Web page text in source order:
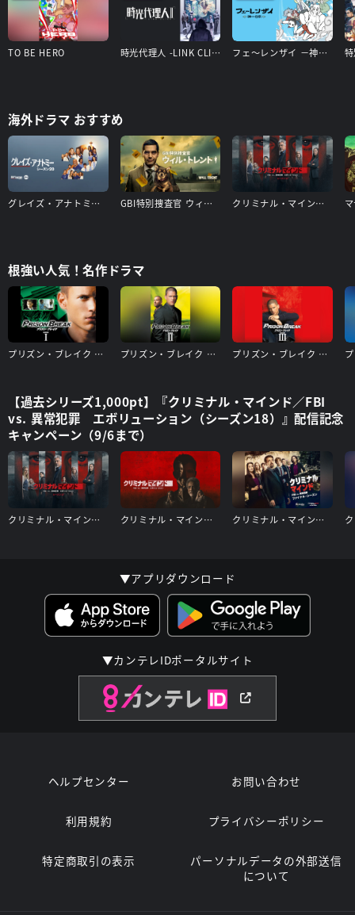
TO BE HERO 時光代理人 -LINK CLICK- Ⅱ フェ～レンザイ －神さまの日常－
海外ドラマ おすすめ
グレイズ・アナトミー シーズン20 GBI特別捜査官 ウィル・トレント シーズン1 クリミナル・マインド／FBI vs. 異常犯罪 エボリューション（シーズン17）
根強い人気！名作ドラマ
プリズン・ブレイク シーズン1 プリズン・ブレイク シーズン2 プリズン・ブレイク シーズン3
【過去シリーズ1,000pt】『クリミナル・マインド／FBI
vs. 異常犯罪 エボリューション（シーズン18）』配信記念
キャンペーン（9/6まで）
クリミナル・マインド／FBI vs. 異常犯罪 エボリューション（シーズン17） クリミナル・マインド／FBI vs. 異常犯罪 エボリューション（シーズン16） クリミナル・マインド/FBI vs. 異常犯罪 ファイナルシーズン
▼アプリダウンロード
▼カンテレIDポータルサイト
ヘルプセンター お問い合わせ
利用規約 プライバシーポリシー
特定商取引の表示
パーソナルデータの外部送信
について